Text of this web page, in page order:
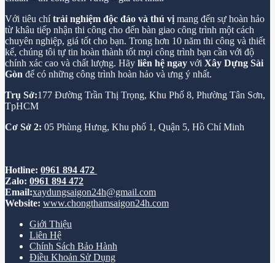
Với tiêu chítrải nghiệm độc đáo và thú vị mang đến sự hoàn hảo
từ khâu tiếp nhận thi công cho đến bàn giao công trình một cách
chuyên nghiệp, giá tốt cho bạn. Trong hơn 10 năm thi công và thiết
kế, chúng tôi tự tin hoàn thành tốt mọi công trình bạn cần với độ
chính xác cao và chất lượng. Hãy liên hệ ngay với Xây Dựng Sài
Gòn để có những công trình hoàn hảo và ưng ý nhất.
Trụ Sở:177 Đường Trần Thị Trọng, Khu Phố 8, Phường Tân Sơn,
TpHCM
Cơ Sở 2: 05 Phùng Hưng, Khu phố 1, Quận 5, Hồ Chí Minh
Hotline: 0961 894 472
Zalo: 0961 894 472
Email:xaydungsaigon24h@gmail.com
Website: www.chongthamsaigon24h.com
Giới Thiệu
Liên Hệ
Chính Sách Bảo Hành
Điều Khoản Sử Dụng